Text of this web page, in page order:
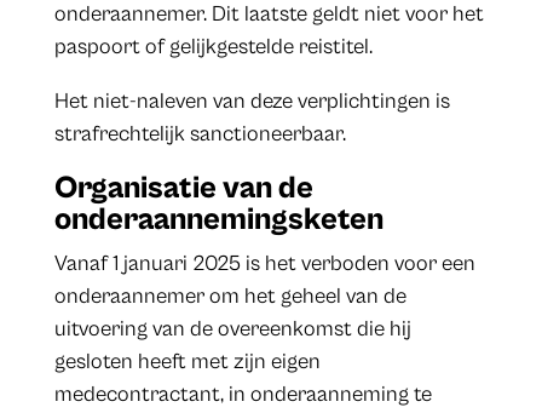
onderaannemer. Dit laatste geldt niet voor het
paspoort of gelijkgestelde reistitel.
Het niet-naleven van deze verplichtingen is
strafrechtelijk sanctioneerbaar.
Organisatie van de
onderaannemingsketen
Vanaf 1 januari 2025 is het verboden voor een
onderaannemer om het geheel van de
uitvoering van de overeenkomst die hij
gesloten heeft met zijn eigen
medecontractant, in onderaanneming te